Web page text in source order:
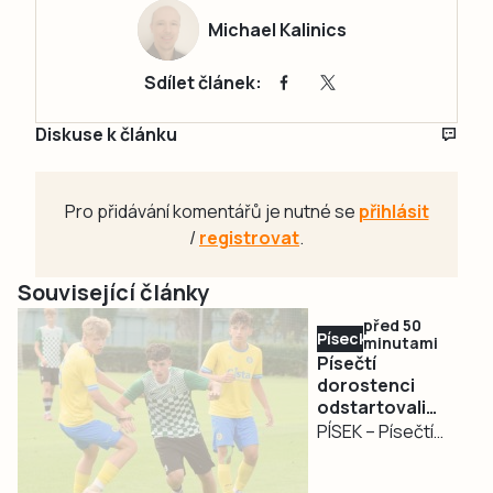
Michael Kalinics
Sdílet článek:
Diskuse k článku
Pro přidávání komentářů je nutné se přihlásit
/registrovat.
Související články
Písecko
před 50
minutami
Písečtí
dorostenci
odstartovali
sezonu ve
PÍSEK – Písečtí